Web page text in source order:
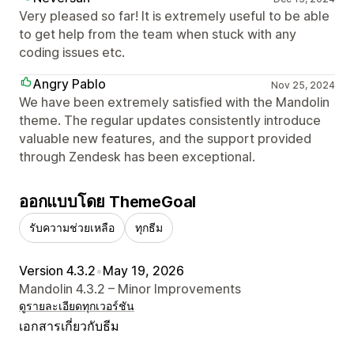
Very pleased so far! It is extremely useful to be able
to get help from the team when stuck with any
coding issues etc.
Angry Pablo
Nov 25, 2024
We have been extremely satisfied with the Mandolin
theme. The regular updates consistently introduce
valuable new features, and the support provided
through Zendesk has been exceptional.
ออกแบบโดย ThemeGoal
รับความช่วยเหลือ ทุกธีม
Version 4.3.2•May 19, 2026
Mandolin 4.3.2 – Minor Improvements
ดูรายละเอียดทุกเวอร์ชัน
เอกสารเกี่ยวกับธีม